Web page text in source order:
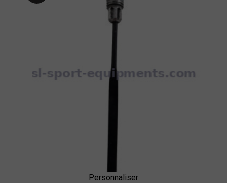
Personnaliser